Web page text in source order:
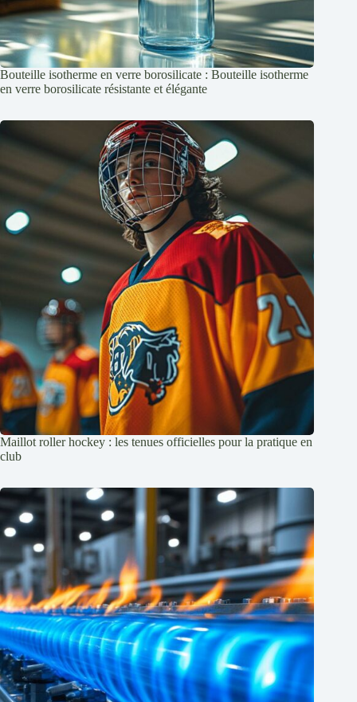
Bouteille isotherme en verre borosilicate : Bouteille isotherme
en verre borosilicate résistante et élégante
Maillot roller hockey : les tenues officielles pour la pratique en
club